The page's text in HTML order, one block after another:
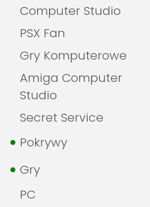
Computer Studio
PSX Fan
Gry Komputerowe
Amiga Computer
Studio
Secret Service
Pokrywy
Gry
PC